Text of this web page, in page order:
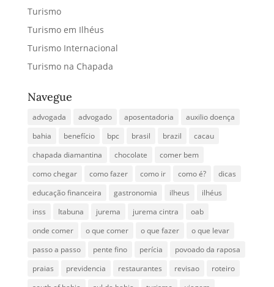
Turismo
Turismo em Ilhéus
Turismo Internacional
Turismo na Chapada
Navegue
advogada advogado aposentadoria
auxilio doença
bahia
benefício bpc brasil brazil
cacau
chapada diamantina
chocolate
comer bem
como chegar
como fazer como ir como é?
dicas
educação financeira
gastronomia ilheus
ilhéus
inss
Itabuna jurema jurema cintra
oab
onde comer
o que comer o que fazer
o que levar
passo a passo
pente fino perícia
povoado da raposa
praias
previdencia restaurantes revisao
roteiro